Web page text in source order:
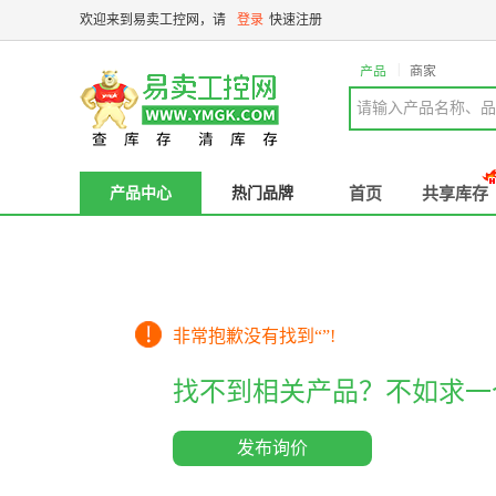
欢迎来到易卖工控网，请 登录 快速注册
产品 商家
请输入产品名称、
产品中心 热门品牌 首页 共享库存
非常抱歉没有找到“”!
找不到相关产品？不如求
发布询价